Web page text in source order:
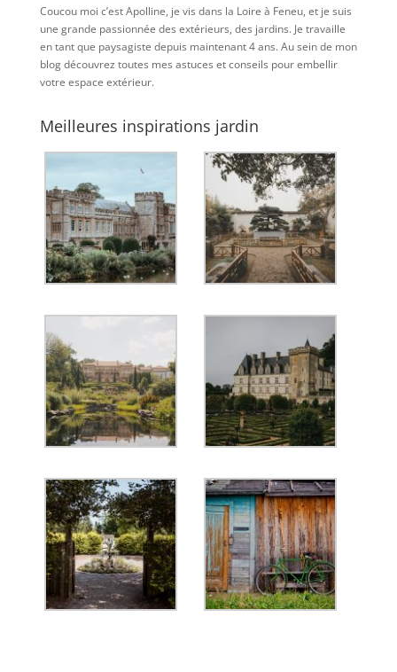
Coucou moi c’est Apolline, je vis dans la Loire à Feneu, et je suis
une grande passionnée des extérieurs, des jardins. Je travaille
en tant que paysagiste depuis maintenant 4 ans. Au sein de mon
blog découvrez toutes mes astuces et conseils pour embellir
votre espace extérieur.
Meilleures inspirations jardin